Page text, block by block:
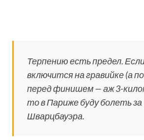
Терпению есть предел.
включится на гравийке (а
перед финишем — аж 3-
то в Париже буду болеть за
Шварцбауэра.